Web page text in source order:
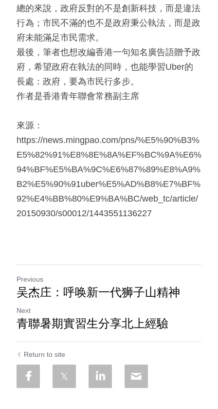
總的來說，政府反對的不是創新科技，而是違法
行為；市民不滿的也不是政府秉公執法，而是政
府未能滿足市民需求。
最後，筆者也想改編香港一句知名廣告語贈予政
府，希望政府在執法的同時，也能學習Uber的
長處：政府，要為市民行多步。
作者是香港青年聯會常務副主席
來源：
https://news.mingpao.com/pns/%E5%90%B3%
E5%82%91%E8%8E%8A%EF%BC%9A%E6%
94%BF%E5%BA%9C%E6%87%89%E8%A9%
B2%E5%90%91uber%E5%AD%B8%E7%BF%
92%E4%BB%80%E9%BA%BC/web_tc/article/
20150930/s00012/1443551136227
Previous
吴杰庄：呼唤新一代狮子山精神
Next
青聯暑期實習生分享北上經驗
Return to site